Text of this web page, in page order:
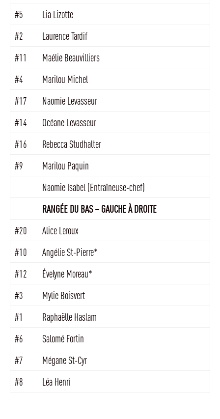
#5
Lia Lizotte
#2
Laurence Tardif
#11
Maélie Beauvilliers
#4
Marilou Michel
#17
Naomie Levasseur
#14
Océane Levasseur
#16
Rebecca Studhalter
#9
Marilou Paquin
Naomie Isabel (Entraîneuse-chef)
RANGÉE DU BAS – GAUCHE À DROITE
#20
Alice Leroux
#10
Angélie St-Pierre*
#12
Évelyne Moreau*
#3
Mylie Boisvert
#1
Raphaëlle Haslam
#6
Salomé Fortin
#7
Mégane St-Cyr
#8
Léa Henri